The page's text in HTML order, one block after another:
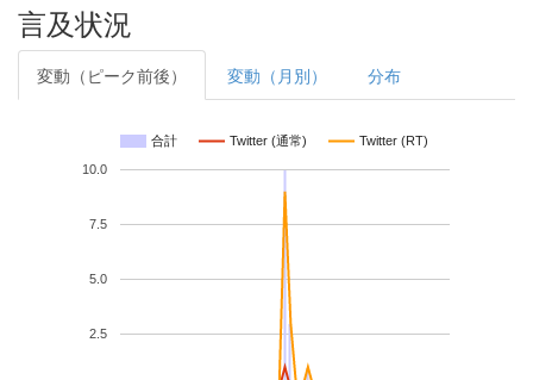
言及状況
変動（ピーク前後） 変動（月別） 分布
合計 Twitter (通常) Twitter (RT)
2.5
5.0
7.5
10.0